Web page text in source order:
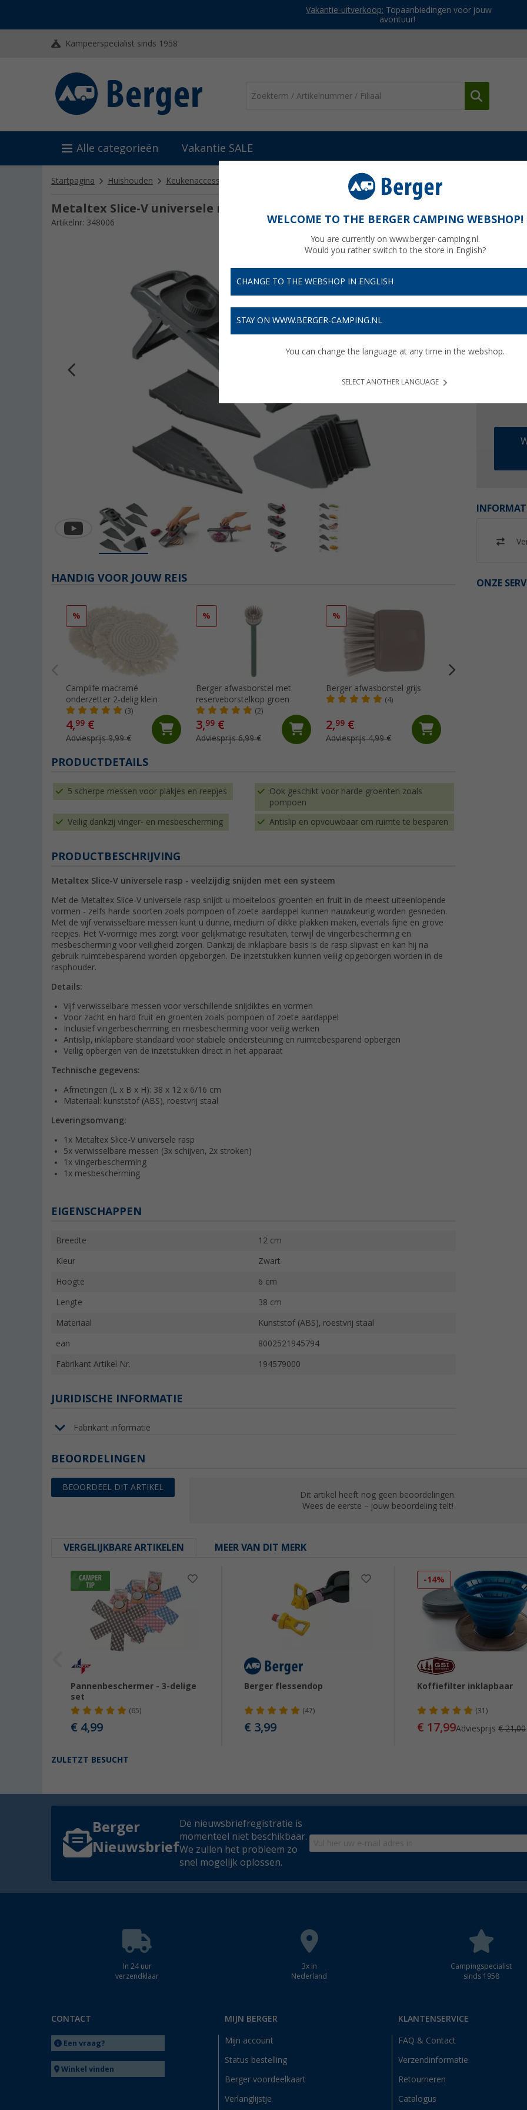
Vakantie-uitverkoop: Topaanbiedingen voor jouw
avontuur!
Kampeerspecialist sinds 1958
Alle categorieën Vakantie SALE
Startpagina Huishouden Keukenaccessoires Andere keukenaccessoires Metaltex Slice-V universele rasp met 5
Metaltex Slice-V universele rasp met 5 verwisselbare inzetstukken
Artikelnr: 348006
€
ONZE
HANDIG VOOR JOUW REIS
%
Camplife macramé
onderzetter 2-delig klein
(3)
4,99 €
Adviesprijs 9,99 €
%
Berger afwasborstel met
reserveborstelkop groen
(2)
3,99 €
Adviesprijs 6,99 €
%
Berger afwasborstel grijs
(4)
2,99 €
Adviesprijs 4,99 €
PRODUCTDETAILS
5 scherpe messen voor plakjes en reepjes
Ook geschikt voor harde groenten zoals
pompoen
Veilig dankzij vinger- en mesbescherming Antislip en opvouwbaar om ruimte te besparen
PRODUCTBESCHRIJVING
Metaltex Slice-V universele rasp - veelzijdig snijden met een systeem
Met de Metaltex Slice-V universele rasp snijdt u moeiteloos groenten en fruit in de meest uiteenlopende
vormen - zelfs harde soorten zoals pompoen of zoete aardappel kunnen nauwkeurig worden gesneden.
Met de vijf verwisselbare messen kunt u dunne, medium of dikke plakken maken, evenals fijne en grove
reepjes. Het V-vormige mes zorgt voor gelijkmatige resultaten, terwijl de vingerbescherming en
mesbescherming voor veiligheid zorgen. Dankzij de inklapbare basis is de rasp slipvast en kan hij na
gebruik ruimtebesparend worden opgeborgen. De inzetstukken kunnen veilig opgeborgen worden in de
rasphouder.
Details:
Vijf verwisselbare messen voor verschillende snijdiktes en vormen
Voor zacht en hard fruit en groenten zoals pompoen of zoete aardappel
Inclusief vingerbescherming en mesbescherming voor veilig werken
Antislip, inklapbare standaard voor stabiele ondersteuning en ruimtebesparend opbergen
Veilig opbergen van de inzetstukken direct in het apparaat
Technische gegevens:
Afmetingen (L x B x H): 38 x 12 x 6/16 cm
Materiaal: kunststof (ABS), roestvrij staal
Leveringsomvang:
1x Metaltex Slice-V universele rasp
5x verwisselbare messen (3x schijven, 2x stroken)
1x vingerbescherming
1x mesbescherming
EIGENSCHAPPEN
Breedte 12 cm
Kleur Zwart
Hoogte 6 cm
Lengte 38 cm
Materiaal Kunststof (ABS), roestvrij staal
ean 8002521945794
Fabrikant Artikel Nr. 194579000
JURIDISCHE INFORMATIE
Fabrikant informatie
BEOORDELINGEN
BEOORDEEL DIT ARTIKEL
Dit artikel heeft nog geen beoordelingen.
Wees de eerste – jouw beoordeling telt!
VERGELIJKBARE ARTIKELEN MEER VAN DIT MERK
Pannenbeschermer - 3-delige
set
(65)
€ 4,99
Berger flessendop
(47)
€ 3,99
-14%
Koffiefilter inklapbaar
(31)
€ 17,99Adviesprijs€ 21,00
ZULETZT BESUCHT
Berger
Nieuwsbrief
De nieuwsbriefregistratie is
momenteel niet beschikbaar.
We zullen het probleem zo
snel mogelijk oplossen.
In 24 uur
verzendklaar
3x in
Nederland
Campingspecialist
sinds 1958
CONTACT
Een vraag?
Winkel vinden
MIJN BERGER
Mijn account
Status bestelling
Berger voordeelkaart
Verlanglijstje
KLANTENSERVICE
FAQ & Contact
Verzendinformatie
Retourneren
Catalogus
WELCOME TO THE BERGER CAMPING WEBSHOP!
You are currently on www.berger-camping.nl.
Would you rather switch to the store in English?
CHANGE TO THE WEBSHOP IN ENGLISH
STAY ON WWW.BERGER-CAMPING.NL
You can change the language at any time in the webshop.
SELECT ANOTHER LANGUAGE